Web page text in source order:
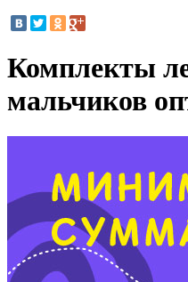
Комплекты
мальчиков